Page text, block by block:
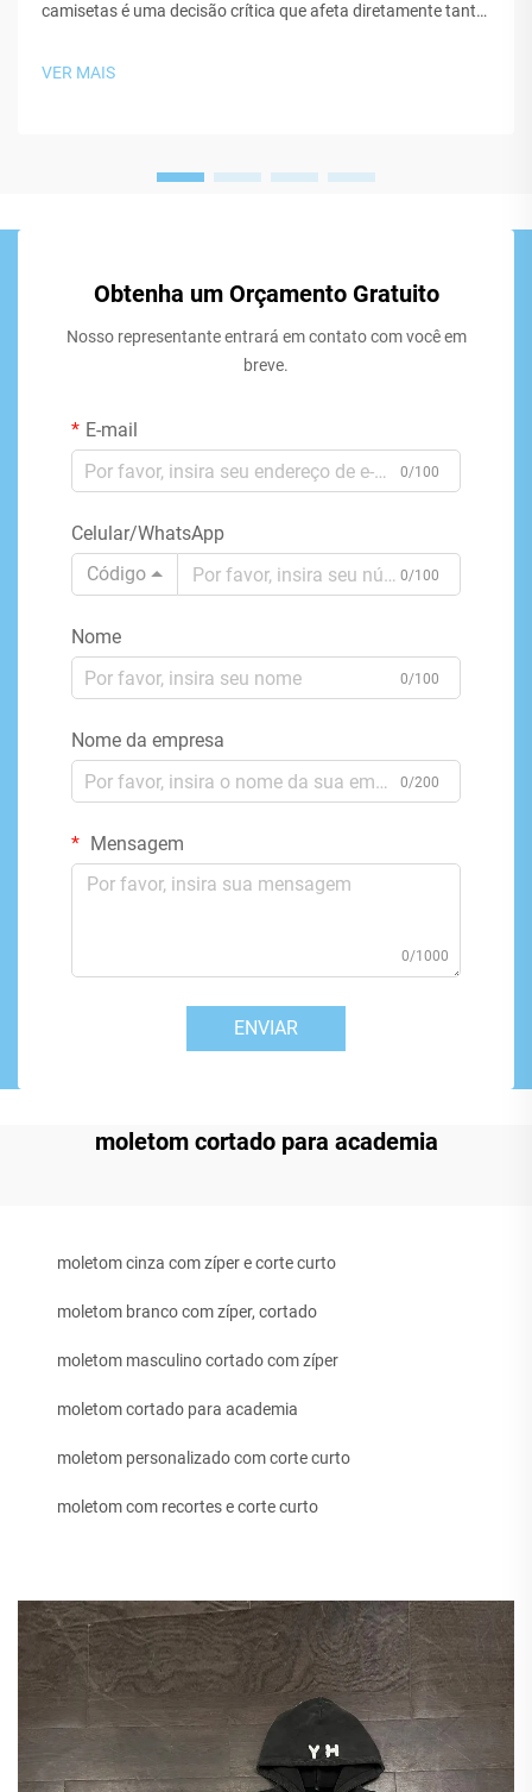
camisetas é uma decisão crítica que afeta diretamente tanto
VER MAIS
Obtenha um Orçamento Gratuito
Nosso representante entrará em contato com você em
breve.
E-mail
0/100
Celular/WhatsApp
Código
0/100
Nome
0/100
Nome da empresa
0/200
Mensagem
0/1000
ENVIAR
moletom cortado para academia
moletom cinza com zíper e corte curto
moletom branco com zíper, cortado
moletom masculino cortado com zíper
moletom cortado para academia
moletom personalizado com corte curto
moletom com recortes e corte curto